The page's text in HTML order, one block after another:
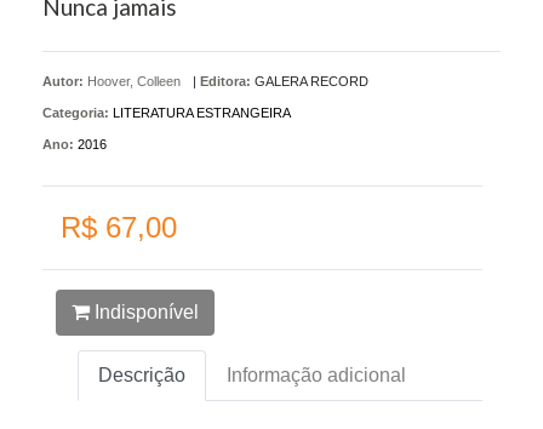
Nunca jamais
Autor: Hoover, Colleen Editora: GALERA RECORD
Categoria: LITERATURA ESTRANGEIRA
Ano: 2016
R$ 67,00
Indisponível
Descrição Informação adicional